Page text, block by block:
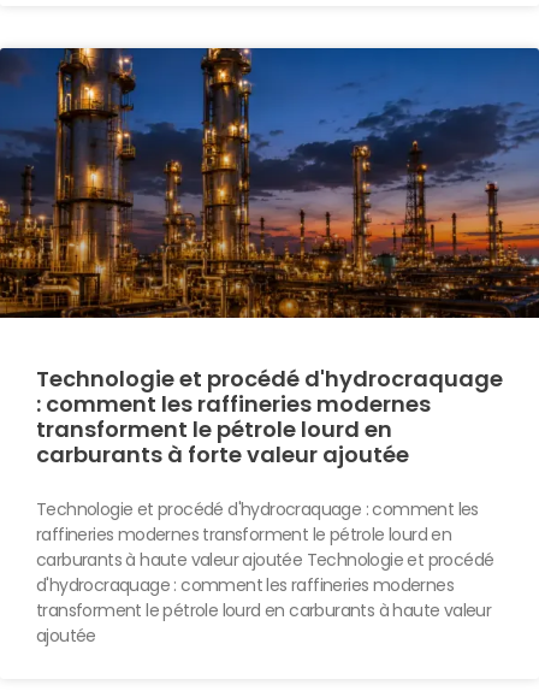
Technologie et procédé d'hydrocraquage
: comment les raffineries modernes
transforment le pétrole lourd en
carburants à forte valeur ajoutée
Technologie et procédé d'hydrocraquage : comment les
raffineries modernes transforment le pétrole lourd en
carburants à haute valeur ajoutée Technologie et procédé
d'hydrocraquage : comment les raffineries modernes
transforment le pétrole lourd en carburants à haute valeur
ajoutée